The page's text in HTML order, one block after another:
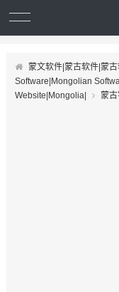
蒙文软件|蒙古软件|蒙
Software|Mongolian
Website|Mongolia|
蒙